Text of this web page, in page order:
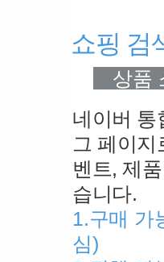
쇼핑 검
상품
네이버 통
그 페이지
벤트, 제
습니다.
1.구매 가
심)